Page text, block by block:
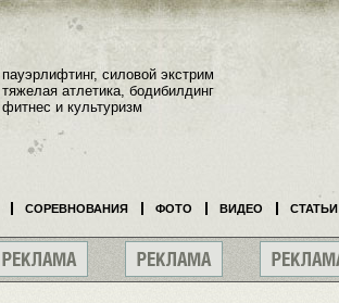
пауэрлифтинг, силовой экстрим
тяжелая атлетика, бодибилдинг
фитнес и культуризм
СОРЕВНОВАНИЯ ФОТО ВИДЕО СТАТЬИ